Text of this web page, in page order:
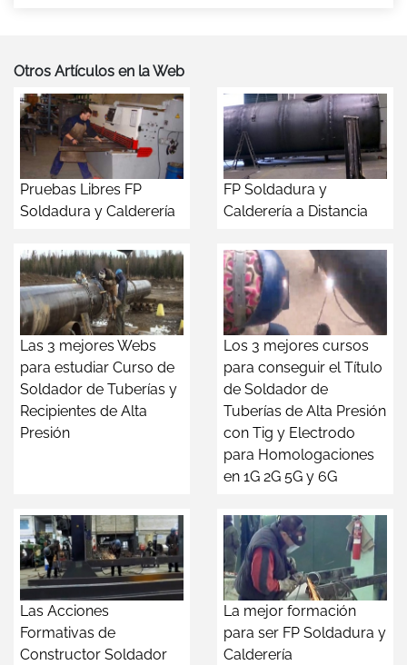
Otros Artículos en la Web
Pruebas Libres FP
Soldadura y Calderería
FP Soldadura y
Calderería a Distancia
Las 3 mejores Webs
para estudiar Curso de
Soldador de Tuberías y
Recipientes de Alta
Presión
Los 3 mejores cursos
para conseguir el Título
de Soldador de
Tuberías de Alta Presión
con Tig y Electrodo
para Homologaciones
en 1G 2G 5G y 6G
Las Acciones
Formativas de
Constructor Soldador
La mejor formación
para ser FP Soldadura y
Calderería